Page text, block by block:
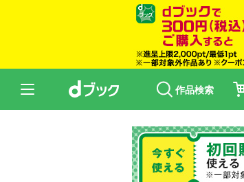
作品検索